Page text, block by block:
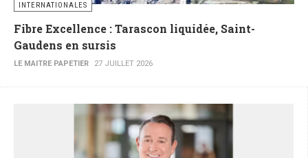
INTERNATIONALES
Fibre Excellence : Tarascon liquidée, Saint-
Gaudens en sursis
LE MAITRE PAPETIER 27 JUILLET 2026